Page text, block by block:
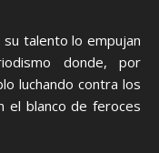
talento lo empujan
donde, por
luchando contra los
el blanco de feroces